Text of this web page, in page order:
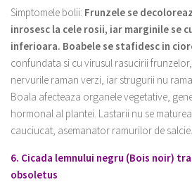
Simptomele bolii: Frunzele se
inrosesc la cele rosii, iar marginile se
inferioara. Boabele se stafidesc in
confundata si cu virusul rasucirii
nervurile raman verzi, iar strugurii nu
Boala afecteaza organele vegetative,
hormonal al plantei. Lastarii nu se
cauciucat, asemanator ramurilor de salcie.
6. Cicada lemnului negru (Bois noir)
obsoletus